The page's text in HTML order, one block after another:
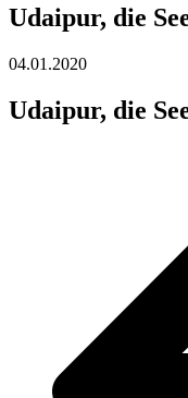
Udaipur, die
04.01.2020
Udaipur, die